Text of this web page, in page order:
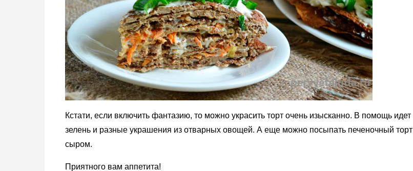
Кстати, если включить фантазию, то можно украсить торт очень изысканно. В помощь идет
зелень и разные украшения из отварных овощей. А еще можно посыпать печеночный торт
сыром.
Приятного вам аппетита!